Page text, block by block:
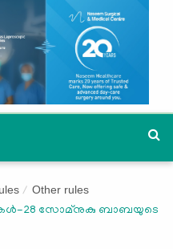
Other rules
28 സോമ്നുകു ബാബയുടെ